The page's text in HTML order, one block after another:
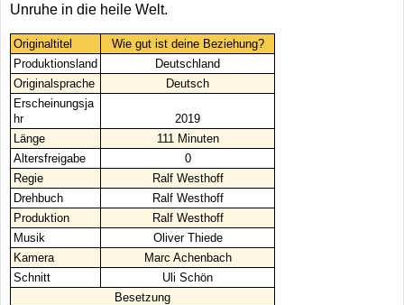
Unruhe in die heile Welt.
Originaltitel
Wie gut ist deine Beziehung?
Produktionsland
Deutschland
Originalsprache
Deutsch
Erscheinungsja
hr
2019
Länge
111 Minuten
Altersfreigabe
0
Regie
Ralf Westhoff
Drehbuch
Ralf Westhoff
Produktion
Ralf Westhoff
Musik
Oliver Thiede
Kamera
Marc Achenbach
Schnitt
Uli Schön
Besetzung